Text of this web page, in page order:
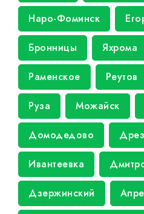
Наро-Фоминск
Бронницы Яхрома
Раменское Реутов
Руза Можайск
Домодедово
Ивантеевка
Дзержинский